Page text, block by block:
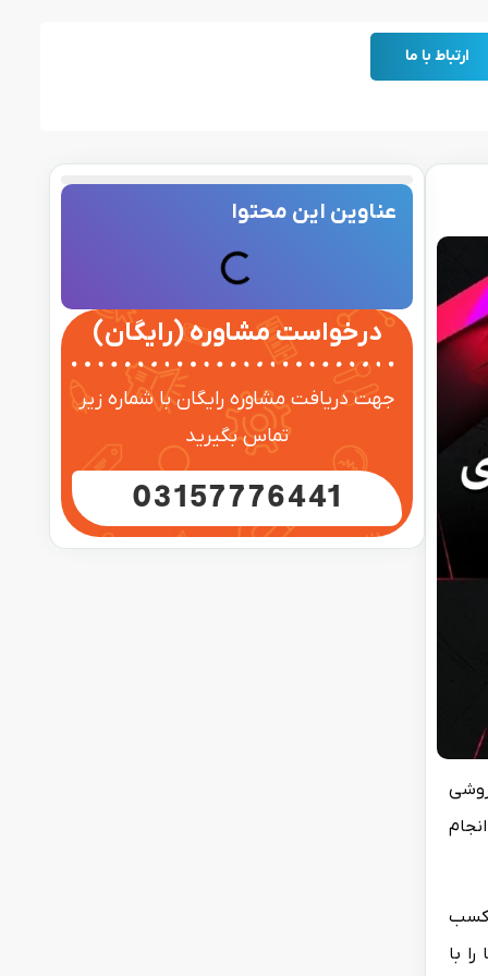
ارتباط با ما
کسب
با
عناوین این محتوا
درخواست مشاوره (رایگان)
جهت دریافت مشاوره رایگان با شماره زیر
تماس بگیرید
03157776441